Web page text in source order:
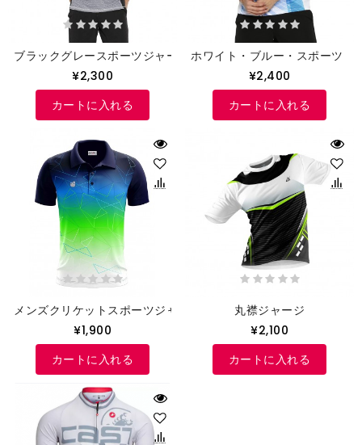
ブラックグレースポーツジャージ
¥2,300
カートに入れる
ホワイト・ブルー・スポーツ・
¥2,400
カートに入れる
メンズクリケットスポーツジャージ
¥1,900
カートに入れる
丸襟ジャージ
¥2,100
カートに入れる